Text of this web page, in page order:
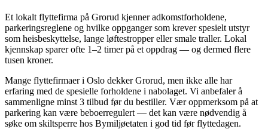
Et lokalt flyttefirma på Grorud kjenner adkomstforholdene,
parkeringsreglene og hvilke oppganger som krever spesielt utstyr
som heisbeskyttelse, lange løftestropper eller smale traller. Lokal
kjennskap sparer ofte 1–2 timer på et oppdrag — og dermed flere
tusen kroner.
Mange flyttefirmaer i Oslo dekker Grorud, men ikke alle har
erfaring med de spesielle forholdene i nabolaget. Vi anbefaler å
sammenligne minst 3 tilbud før du bestiller. Vær oppmerksom på at
parkering kan være beboerregulert — det kan være nødvendig å
søke om skiltsperre hos Bymiljøetaten i god tid før flyttedagen.